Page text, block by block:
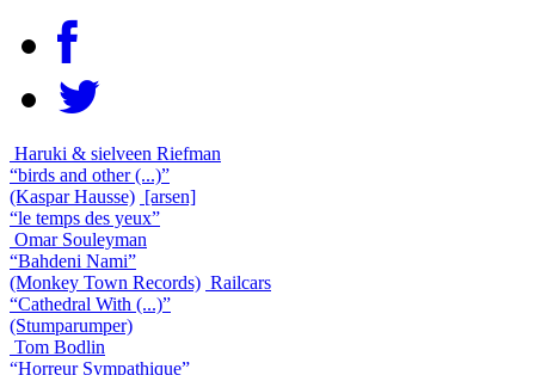
Haruki & sielveen Riefman
“birds and other (...)”
(Kaspar Hausse) [arsen]
“le temps des yeux”
Omar Souleyman
“Bahdeni Nami”
(Monkey Town Records) Railcars
“Cathedral With (...)”
(Stumparumper)
Tom Bodlin
“Horreur Sympathique”